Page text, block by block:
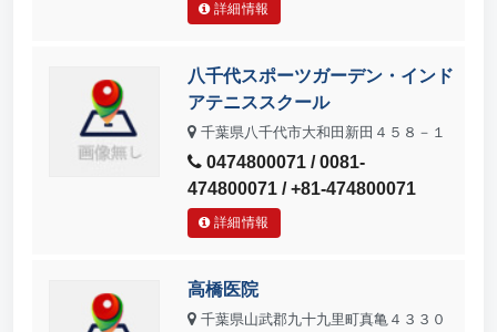
詳細情報
八千代スポーツガーデン・インド
アテニススクール
千葉県八千代市大和田新田４５８－１
0474800071 / 0081-
474800071 / +81-474800071
詳細情報
高橋医院
千葉県山武郡九十九里町真亀４３３０